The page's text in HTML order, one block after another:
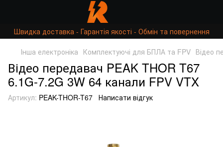
Швидка доставка - Гарантія якості - Обмін та повернення
Інша електроніка Комплектуючі для БПЛА та FPV Відео
Відео передавач PEAK THOR T67
6.1G-7.2G 3W 64 канали FPV VTX
Артикул: PEAK-THOR-T67 Написати відгук